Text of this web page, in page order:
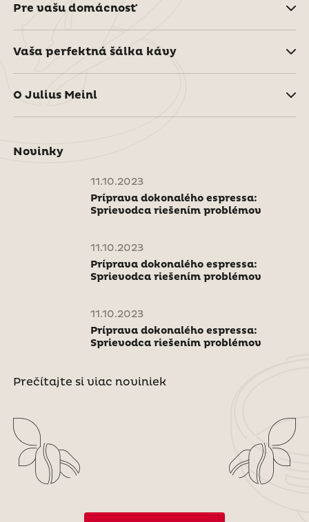
Pre vašu domácnosť
Vaša perfektná šálka kávy
O Julius Meinl
Novinky
11.10.2023
Príprava dokonalého espressa:
Sprievodca riešením problémov
11.10.2023
Príprava dokonalého espressa:
Sprievodca riešením problémov
11.10.2023
Príprava dokonalého espressa:
Sprievodca riešením problémov
Prečítajte si viac noviniek